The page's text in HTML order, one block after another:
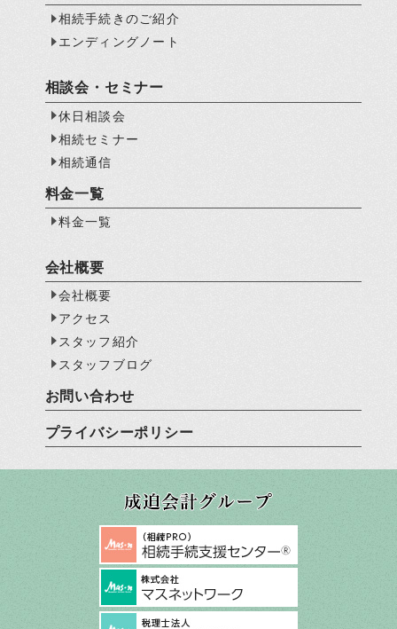
相続手続きのご紹介
エンディングノート
相談会・セミナー
休日相談会
相続セミナー
相続通信
料金一覧
料金一覧
会社概要
会社概要
アクセス
スタッフ紹介
スタッフブログ
お問い合わせ
プライバシーポリシー